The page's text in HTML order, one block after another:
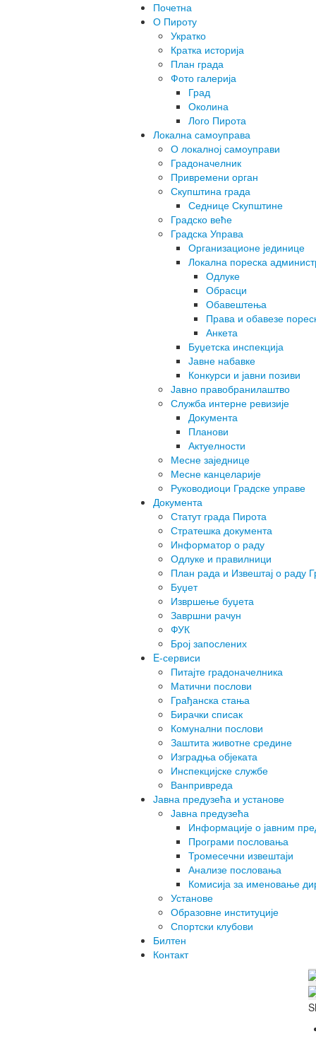
Почетна
О Пироту
Укратко
Кратка историја
План града
Фото галерија
Град
Околина
Лого Пирота
Локална самоуправа
О локалној самоуправи
Градоначелник
Привремени орган
Скупштина града
Седнице Скупштине
Градско веће
Градска Управа
Организационе јединице
Локална пореска
Одлуке
Обрасци
Обавештења
Права и обавезе
Анкета
Буџетска инспекција
Јавне набавке
Конкурси и јавни позиви
Јавно правобранилаштво
Служба интерне ревизије
Документа
Планови
Актуелности
Месне заједнице
Месне канцеларије
Руководиоци Градске управе
Документа
Статут града Пирота
Стратешка документа
Информатор о раду
Одлуке и правилници
План рада и Извештај о раду
Буџет
Извршење буџета
Завршни рачун
ФУК
Број запослених
E-сервиси
Питајте градоначелника
Матични послови
Грађанска стања
Бирачки списак
Комунални послови
Заштита животне средине
Изградња објеката
Инспекцијске службе
Ванпривреда
Јавна предузећа и установе
Јавна предузећа
Информације о јавним
Програми пословања
Тромесечни извештаји
Анализе пословања
Комисија за именовање
Установе
Образовне институције
Спортски клубови
Билтен
Контакт